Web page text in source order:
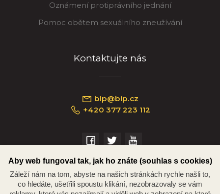
Oznámení protiprávního jednání
Pomoc obětem sexuálního zneužívání
Kontaktujte nás
bip@bip.cz
+420 377 223 112
Náměstí Republiky 234/35, 301 00 Plzeň
Aby web fungoval tak, jak ho znáte (souhlas s cookies)
Záleží nám na tom, abyste na našich stránkách rychle našli to,
co hledáte, ušetřili spoustu klikání, nezobrazovaly se vám